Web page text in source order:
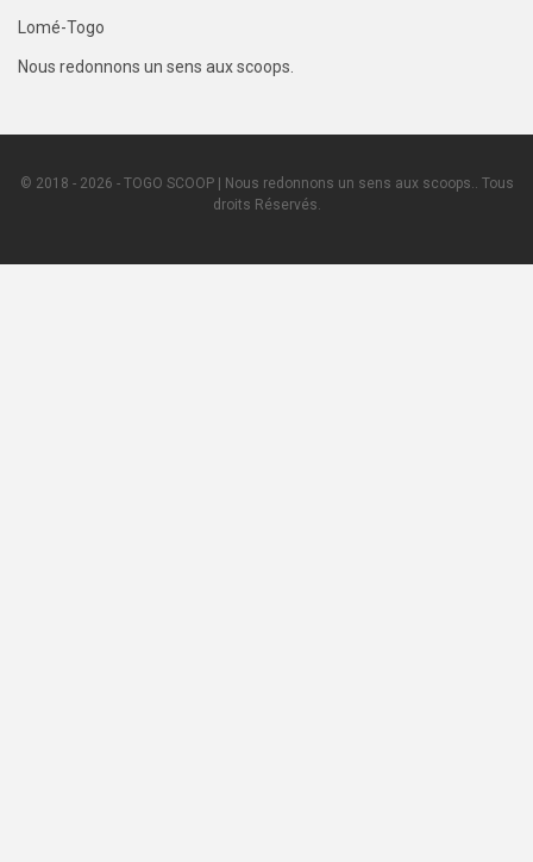
Lomé-Togo
Nous redonnons un sens aux scoops.
© 2018 - 2026 - TOGO SCOOP | Nous redonnons un sens aux scoops.. Tous
droits Réservés.